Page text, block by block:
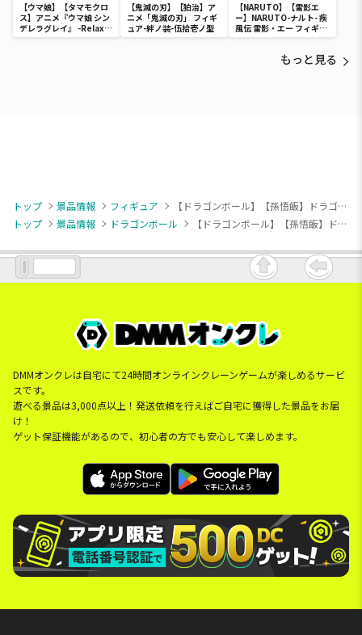
【ウマ娘】【タマモクロ
ス】アニメ『ウマ娘 シン
デレラグレイ』 -Relax
time-タマモクロス
【鬼滅の刃】【狛治】ア
ニメ「鬼滅の刃」 フィギ
ュア-絆ノ装-伍拾壱ノ型
【NARUTO】【雷影エ
ー】NARUTO-ナルト- 疾
風伝 雷影・エー フィギュ
ア～五影集結…!!～
もっと見る
トップ 景品情報 フィギュア
【ドラゴンボール】【孫悟飯】ドラゴンボールZ G×materia SON GOHAN Ⅲ
トップ
景品情報 ドラゴンボール 【ドラゴンボール】【孫悟飯】ドラゴンボールZ G×materia SON GOHAN Ⅲ
DMMオンクレは自宅にて24時間オンラインクレーンゲームが楽しめるサービ
スです。
遊べる景品は3,000点以上！発送依頼を行えばご自宅に獲得した景品をお届
け！
ゲット保証機能があるので、初心者の方でも安心して楽しめます。